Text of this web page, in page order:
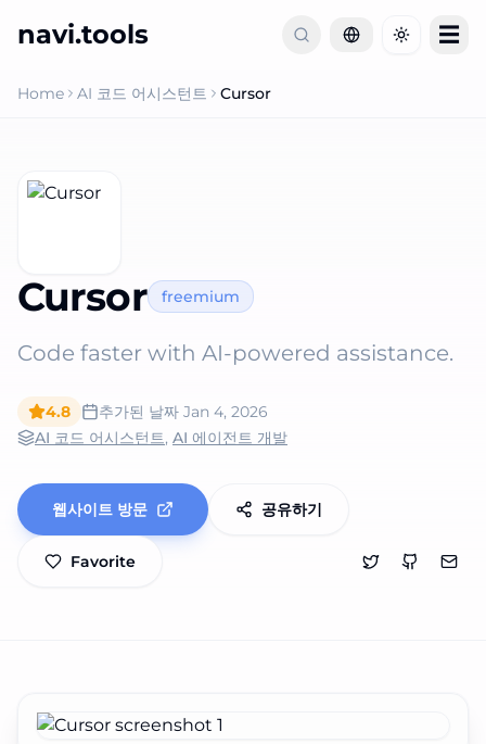
navi.tools Toggle
☰
Home AI 코드 어시스턴트 Cursor
Cursor freemium
Code faster with AI-powered assistance.
4.8 추가된 날짜 Jan 4, 2026
AI 코드 어시스턴트, AI 에이전트 개발
웹사이트 방문 공유하기
Favorite